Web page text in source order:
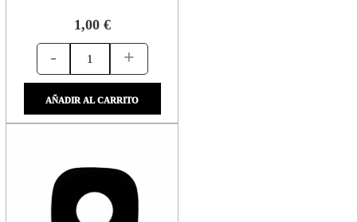
1,00 €
- +
AÑADIR AL CARRITO